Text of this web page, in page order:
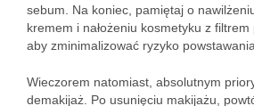
sebum. Na koniec, pamiętaj o
kremem i nałożeniu kosmetyku z filtrem
aby zminimalizować ryzyko
Wieczorem natomiast, absolutnym
demakijaż. Po usunięciu makijażu,